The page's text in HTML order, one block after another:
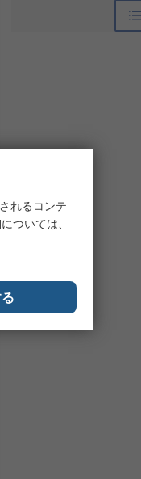
れるコンテ
ついては、